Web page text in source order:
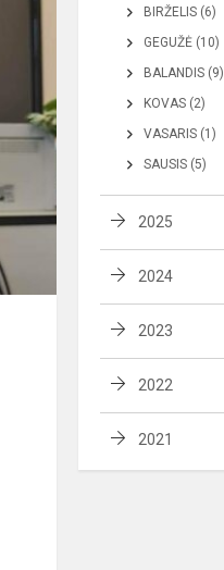
BIRŽELIS (6)
GEGUŽĖ (10)
BALANDIS (9)
KOVAS (2)
VASARIS (1)
SAUSIS (5)
2025
2024
2023
2022
2021